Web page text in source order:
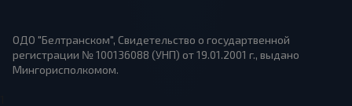
ОДО "Белтранском", Свидетельство о государтвенной
регистрации № 100136088 (УНП) от 19.01.2001 г., выдано
Мингорисполкомом.